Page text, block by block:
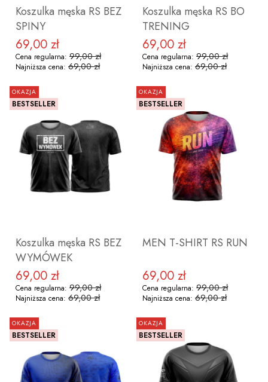
Koszulka męska RS BEZ
SPINY
Cena promocyjna
69,00 zł
Cena regularna: 99,00 zł
Najniższa cena: 69,00 zł
ZOBACZ PRODUKT
Koszulka męska RS BO
TRENING
Cena promocyjna
69,00 zł
Cena regularna: 99,00 zł
Najniższa cena: 69,00 zł
ZOBACZ PRODUKT
OKAZJA
BESTSELLER
Koszulka męska RS BEZ
WYMÓWEK
Cena promocyjna
69,00 zł
Cena regularna: 99,00 zł
Najniższa cena: 69,00 zł
OKAZJA
BESTSELLER
MEN T-SHIRT RS RUN
Cena promocyjna
69,00 zł
Cena regularna: 99,00 zł
Najniższa cena: 69,00 zł
OKAZJA
BESTSELLER
OKAZJA
BESTSELLER